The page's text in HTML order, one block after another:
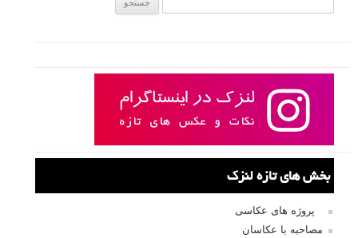
بخش های تازه لنزک
پروژه های عکاسی
مصاحبه با عکاسان